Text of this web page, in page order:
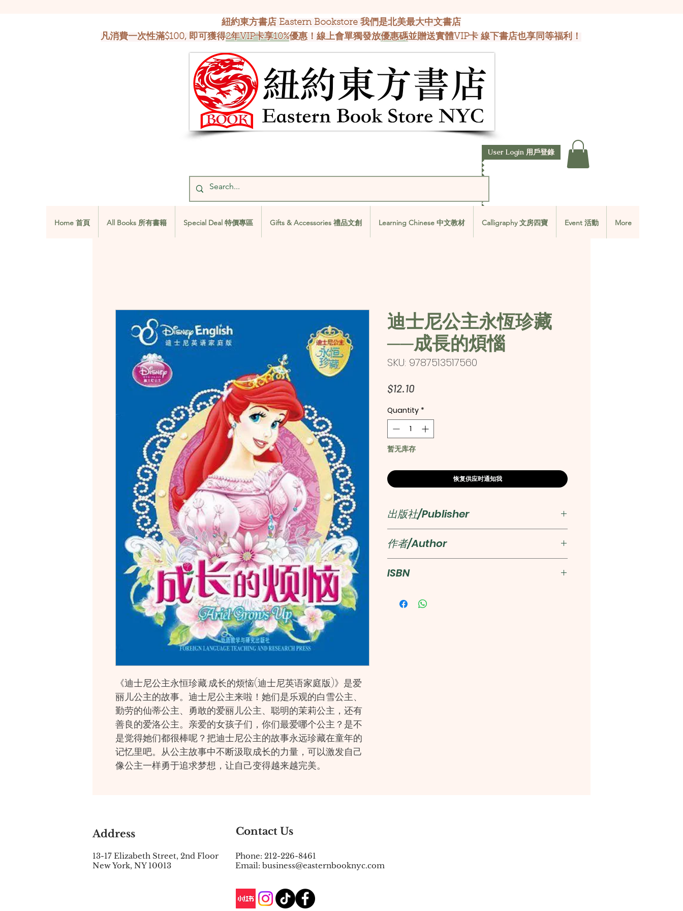
紐約東方書店 Eastern Bookstore 我們是北美最大中文書店
凡消費一次性滿$100, 即可獲得2年VIP卡享10%優惠！線上會單獨發放優惠碼並贈送實體VIP卡 線下書店也享同等福利！
User Login 用戶登錄
Home 首頁 All Books 所有書籍 Special Deal 特價專區 Gifts & Accessories 禮品文創 Learning Chinese 中文教材 Calligraphy 文房四寶 Event 活動 More
Home 首頁 All Books 所有書籍 Special Deal 特價專區 Gifts & Accessories 禮品文創 Learning Chinese 中文教材 Calligraphy 文房四寶 Event 活動 More
《迪士尼公主永恒珍藏:成长的烦恼(迪士尼英语家庭版)》是爱
丽儿公主的故事。迪士尼公主来啦！她们是乐观的白雪公主、
勤劳的仙蒂公主、勇敢的爱丽儿公主、聪明的茉莉公主，还有
善良的爱洛公主。亲爱的女孩子们，你们最爱哪个公主？是不
是觉得她们都很棒呢？把迪士尼公主的故事永远珍藏在童年的
记忆里吧。从公主故事中不断汲取成长的力量，可以激发自己
像公主一样勇于追求梦想，让自己变得越来越完美。
迪士尼公主永恆珍藏
──成長的煩惱
SKU: 9787513517560
$12.10Price
Quantity *
暂无库存
恢复供应时通知我
出版社/Publisher
外語教學與研究出版社
作者/Author
ISBN
9787513517560
Address
13-17 Elizabeth Street, 2nd Floor
New York, NY 10013
Contact Us
Phone: 212-226-8461
Email: business@easternbooknyc.com